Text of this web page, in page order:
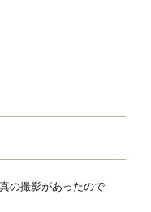
の撮影があったので